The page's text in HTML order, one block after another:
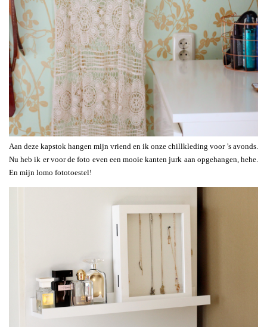
Aan deze kapstok hangen mijn vriend en ik onze chillkleding voor ’s avonds.
Nu heb ik er voor de foto even een mooie kanten jurk aan opgehangen, hehe.
En mijn lomo fototoestel!